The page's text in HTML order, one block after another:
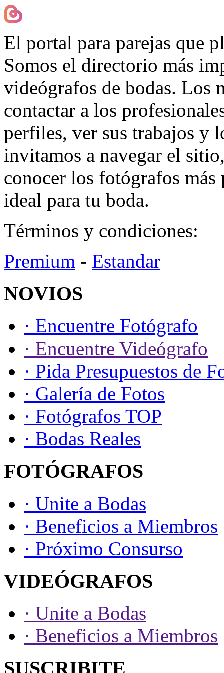
El portal para parejas que
Somos el directorio más
videógrafos de bodas. Los
contactar a los
perfiles, ver sus trabajos y
invitamos a navegar el
conocer los fotógrafos
ideal para tu boda.
Términos y condiciones:
Premium - Estandar
NOVIOS
· Encuentre Fotógrafo
· Encuentre Videógrafo
· Pida Presupuestos de
· Galería de Fotos
· Fotógrafos TOP
· Bodas Reales
FOTÓGRAFOS
· Unite a Bodas
· Beneficios a Miembros
· Próximo Consurso
VIDEÓGRAFOS
· Unite a Bodas
· Beneficios a Miembros
SUSCRIBITE